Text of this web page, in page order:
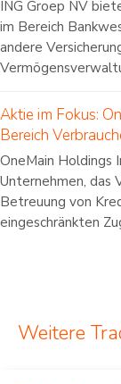
ING Groep NV
im Bereich
andere
Aktie im Fokus:
Bereich
OneMain Holdings
Unternehmen, das
Betreuung von
eingeschränkten
Weitere